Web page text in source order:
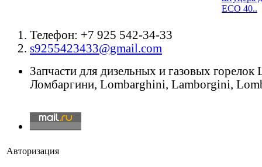
ECO 40..
Телефон: +7 925 542-34-33
s9255423433@gmail.com
Запчасти для дизельных и газовых
Ломбаргини, Lombarghini, Lamborgini,
Авторизация